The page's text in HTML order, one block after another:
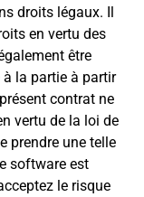
droits légaux. Il
en vertu des
être
la partie à partir
contrat ne
vertu de la loi de
prendre une telle
software est
le risque